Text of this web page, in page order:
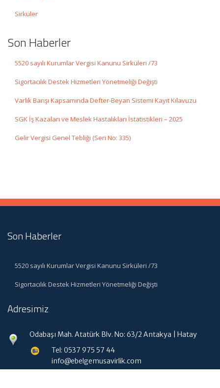
Sirküler
Son Haberler
5520 sayılı Kurumlar Vergisi Kanunu Sirküleri /73
Sigortacılık Destek Hizmetleri Yönetmeliği Değişti
Varlık Barışı Kapsamında Defter-Beyan Sistemi Kayıt Kılavuzu
SGK İş Kazaları ve Meslek Hastalıkları İstatistikleri – 2025
Gelir Vergisi Genel Tebliği (Seri No: 335)
Son Haberler
5520 sayılı Kurumlar Vergisi Kanunu Sirküleri /73
Sigortacılık Destek Hizmetleri Yönetmeliği Değişti
Adresimiz
Odabaşı Mah. Atatürk Blv. No: 63/2 Antakya | Hatay
Tel: 0537 975 57 44
info@ebelgemusavirlik.com